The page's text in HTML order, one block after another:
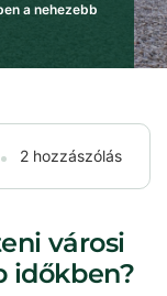
a nehezebb
2 hozzászólás
városi
időkben?